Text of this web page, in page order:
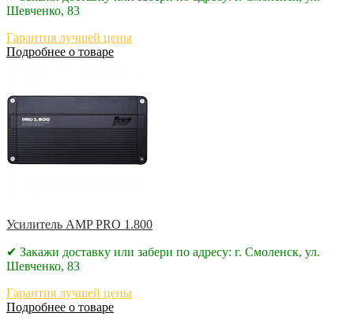
Шевченко, 83
Гарантия лучшей цены
Подробнее о товаре
Усилитель AMP PRO 1.800
✔ Закажи доставку или забери по адресу: г. Смоленск, ул.
Шевченко, 83
Гарантия лучшей цены
Подробнее о товаре